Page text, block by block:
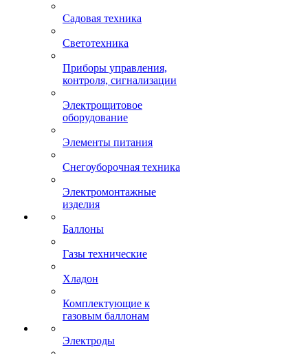
Садовая техника
Светотехника
Приборы управления,
контроля, сигнализации
Электрощитовое
оборудование
Элементы питания
Снегоуборочная техника
Электромонтажные
изделия
Баллоны
Газы технические
Хладон
Комплектующие к
газовым баллонам
Электроды